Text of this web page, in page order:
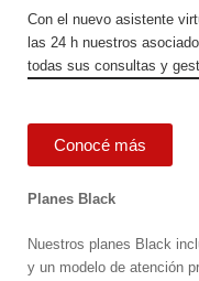
Con el nuevo asistente
las 24 h nuestros
todas sus consultas y
Conocé más
Planes Black
Nuestros planes Black
y un modelo de atención